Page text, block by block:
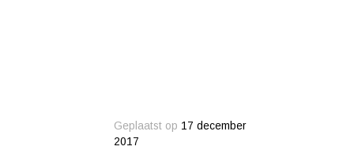
Geplaatst op 17 december
2017